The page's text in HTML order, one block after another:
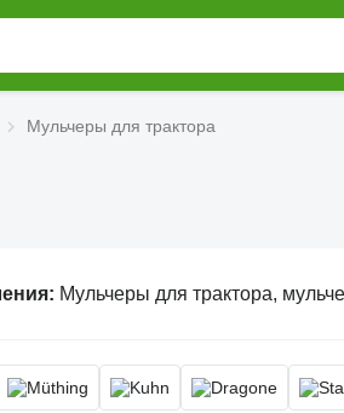
Мульчеры для трактора
Мульчеры для трактора, мульчер для